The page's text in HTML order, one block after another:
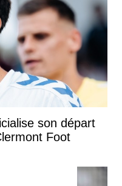
son départ
Foot